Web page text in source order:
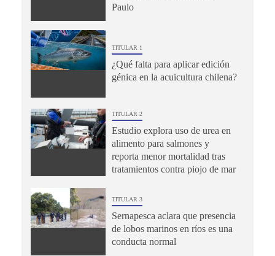
Paulo
TITULAR 1
¿Qué falta para aplicar edición
génica en la acuicultura chilena?
TITULAR 2
Estudio explora uso de urea en
alimento para salmones y
reporta menor mortalidad tras
tratamientos contra piojo de mar
TITULAR 3
Sernapesca aclara que presencia
de lobos marinos en ríos es una
conducta normal